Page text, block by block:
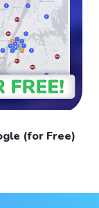
(for Free)